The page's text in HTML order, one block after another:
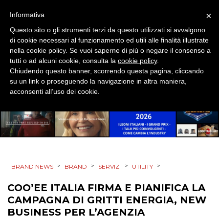
STRATEGIE
CINEMA
DIGITALE
ESTERNA
BRAND NEWS > BRAND > SERVIZI > UTILITY >
COO’EE ITALIA FIRMA E PIANIFICA LA
CAMPAGNA DI GRITTI ENERGIA, NEW
BUSINESS PER L’AGENZIA
×
Informativa
Questo sito o gli strumenti terzi da questo utilizzati si avvalgono
di cookie necessari al funzionamento ed utili alle finalità illustrate
nella cookie policy. Se vuoi saperne di più o negare il consenso a
tutti o ad alcuni cookie, consulta la cookie policy.
Chiudendo questo banner, scorrendo questa pagina, cliccando
su un link o proseguendo la navigazione in altra maniera,
acconsenti all’uso dei cookie.